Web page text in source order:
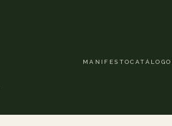
MANIFESTOCATÁLOGO